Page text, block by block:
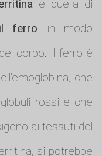
è quella di
ferro in modo
corpo. Il ferro è
che
rossi e che
ai tessuti del
si potrebbe